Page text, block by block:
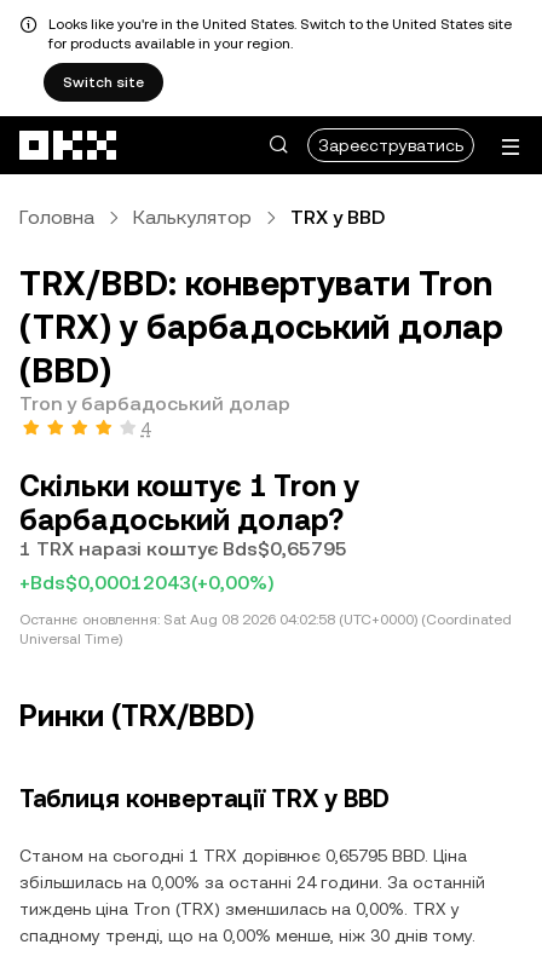
Looks like you're in the United States. Switch to the United States site
for products available in your region.
Switch site
Зареєструватись
Головна Калькулятор TRX у BBD
TRX/BBD: конвертувати Tron
(TRX) у барбадоський долар
(BBD)
Tron у барбадоський долар
4
Скільки коштує 1 Tron у
барбадоський долар?
1 TRX наразі коштує Bds$0,65795
+Bds$0,00012043(+0,00%)
Останнє оновлення: Sat Aug 08 2026 04:02:58 (UTC+0000) (Coordinated
Universal Time)
Ринки (TRX/BBD)
Таблиця конвертації TRX у BBD
Станом на сьогодні 1 TRX дорівнює 0,65795 BBD. Ціна
збільшилась на 0,00% за останні 24 години. За останній
тиждень ціна Tron (TRX) зменшилась на 0,00%. TRX у
спадному тренді, що на 0,00% менше, ніж 30 днів тому.